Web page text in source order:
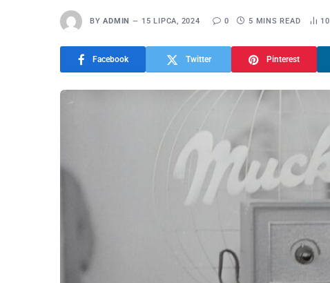
BY ADMIN 15 LIPCA, 2024 0 5 MINS READ 10
Facebook Twitter Pinterest